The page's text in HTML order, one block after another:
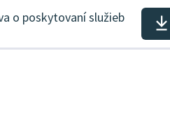
o poskytovaní služieb